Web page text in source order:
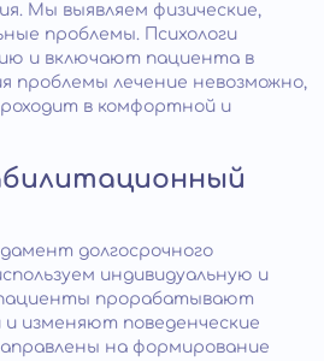
Мы выявляем физические,
проблемы. Психологи
и включают пациента в
проблемы лечение невозможно,
в комфортной и
долгосрочного
индивидуальную и
прорабатывают
изменяют поведенческие
на формирование